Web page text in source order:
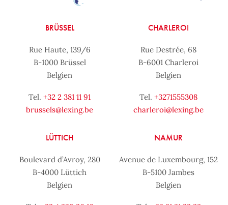
BRÜSSEL
Rue Haute, 139/6
B-1000 Brüssel
Belgien
Tel. +32 2 381 11 91
brussels@lexing.be
CHARLEROI
Rue Destrée, 68
B-6001 Charleroi
Belgien
Tel. +3271555308
charleroi@lexing.be
LÜTTICH
Boulevard d’Avroy, 280
B-4000 Lüttich
Belgien
NAMUR
Avenue de Luxembourg, 152
B-5100 Jambes
Belgien